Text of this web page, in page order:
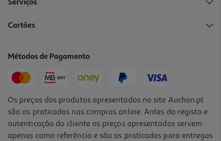
Serviços
Cartões
Métodos de Pagamento
Os preços dos produtos apresentados no site Auchan.pt
são os praticados nas compras online. Antes do registo e
autenticação do cliente os preços apresentados servem
apenas como referência e são os praticados para entregas